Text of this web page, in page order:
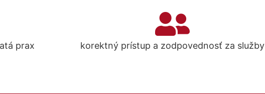
prax korektný prístup a zodpovednosť za služby